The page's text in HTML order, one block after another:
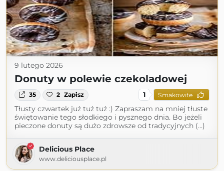
9 lutego 2026
Donuty w polewie czekoladowej
35 2 Zapisz 1 Smakowite
Tłusty czwartek już tuż tuż :) Zapraszam na mniej tłuste
świętowanie tego słodkiego i pysznego dnia. Bo jeżeli
pieczone donuty są dużo zdrowsze od tradycyjnych (...)
Delicious Place
www.deliciousplace.pl